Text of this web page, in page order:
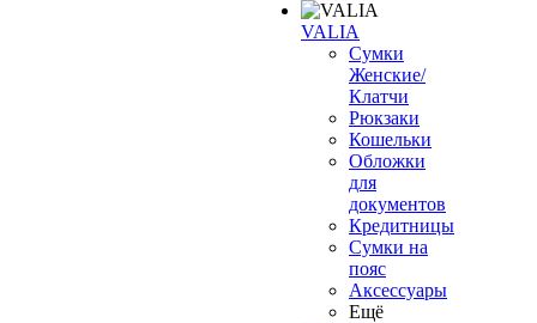
VALIA
Сумки
Женские/
Клатчи
Рюкзаки
Кошельки
Обложки
для
документов
Кредитницы
Сумки на
пояс
Аксессуары
Ещё